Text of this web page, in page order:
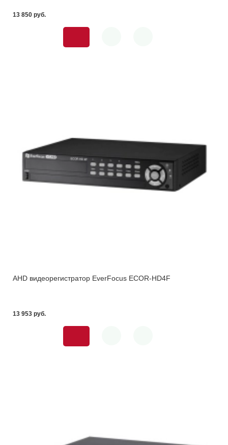
13 850 pуб.
AHD видеорегистратор EverFocus ECOR-HD4F
13 953 pуб.